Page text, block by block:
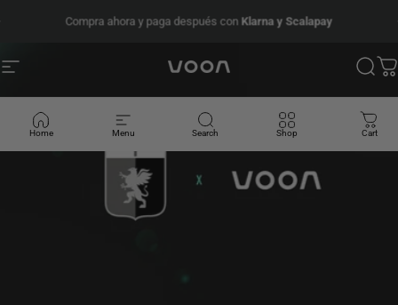
PRESEASON SALE - 20%
Compra ahora y paga después con Klarna y Scalapay
Navegación Voon Sports
Home Menu Search Shop Cart